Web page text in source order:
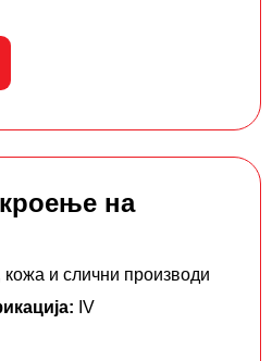
на
кожа и слични производи
IV